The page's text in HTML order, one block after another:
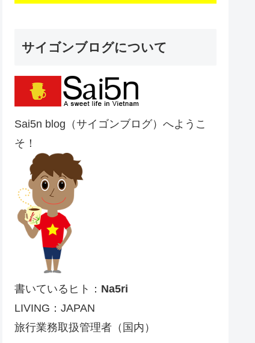
サイゴンブログについて
Sai5n blog（サイゴンブログ）へようこ
そ！
書いているヒト： Na5ri
LIVING：JAPAN
旅行業務取扱管理者（国内）